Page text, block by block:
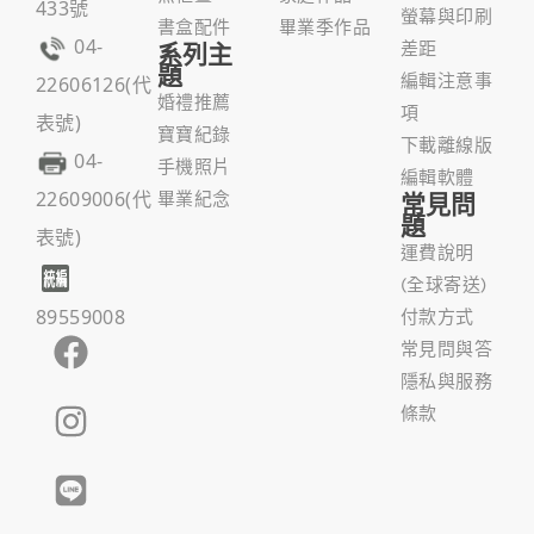
433號
04-
22606126(代
表號)
04-
22609006(代
表號)
89559008
書盒配件
系列主
題
婚禮推薦
寶寶紀錄
手機照片
畢業紀念
畢業季作品
螢幕與印刷
差距
編輯注意事
項
下載離線版
編輯軟體
常見問
題
運費說明
(全球寄送)
付款方式
常見問與答
隱私與服務
條款